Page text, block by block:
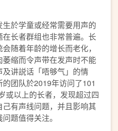
於学童或经常需要用声的
长者群组也非常普遍。长
随着年龄的增长而老化，
缩而令声带在发声时不能
讲説话「唔够气」的情
团队於2019年访问了101
或以上的长者，发现超过四
有声线问题，并且影响其
题值得关注。